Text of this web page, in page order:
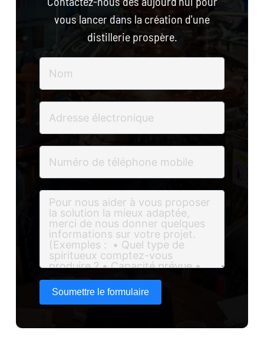
vous lancer dans la création d'une
distillerie prospère.
Soumettre le formulaire